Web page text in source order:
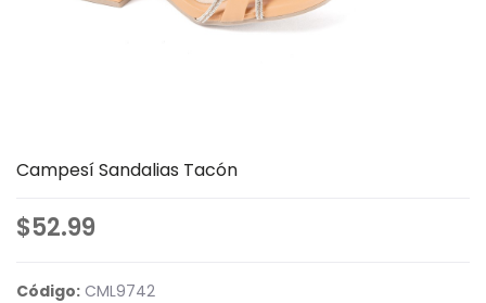
Campesí Sandalias Tacón
$52.99
Código: CML9742